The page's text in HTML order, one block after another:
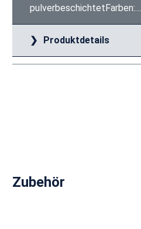
pulverbeschichtetFarben:…
Produktdetails
Produktgalerie überspringen
Zubehör